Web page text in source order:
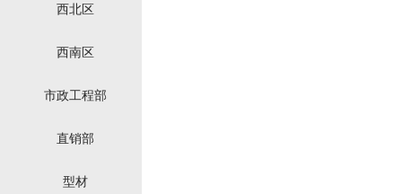
西北区
西南区
市政工程部
直销部
型材